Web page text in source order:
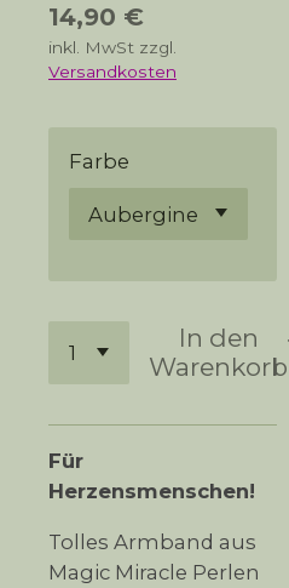
14,90 €
inkl. MwSt zzgl.
Versandkosten
Farbe
In den
Warenkorb
Für
Herzensmenschen!
Tolles Armband aus
Magic Miracle Perlen